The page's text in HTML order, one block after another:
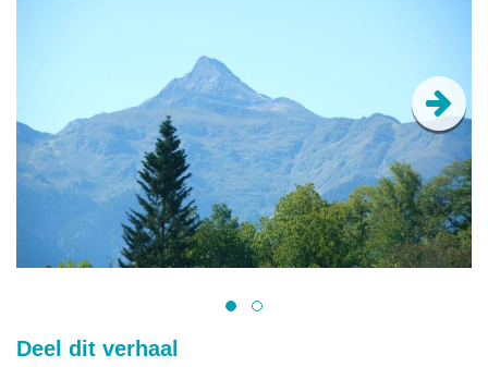
Deel dit verhaal